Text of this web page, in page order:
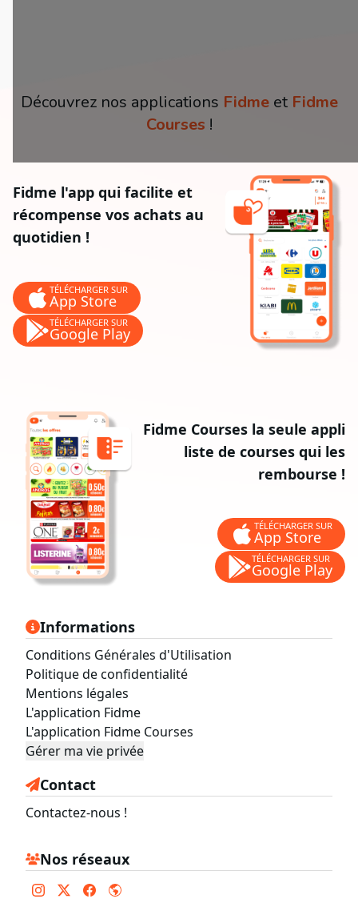
Découvrez nos applications Fidme et Fidme
Courses !
Fidme l'app qui facilite et
récompense vos achats au
quotidien !
TÉLÉCHARGER SUR
App Store
TÉLÉCHARGER SUR
Google Play
Fidme Courses la seule appli
liste de courses qui les
rembourse !
TÉLÉCHARGER SUR
App Store
TÉLÉCHARGER SUR
Google Play
Informations
Conditions Générales d'Utilisation
Politique de confidentialité
Mentions légales
L'application Fidme
L'application Fidme Courses
Gérer ma vie privée
Contact
Contactez-nous !
Nos réseaux